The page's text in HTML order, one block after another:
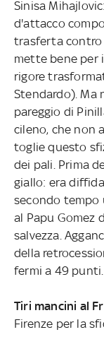
Sinisa
d'attacco
trasferta contro
mette bene per
rigore
Stendardo). Ma
pareggio di
cileno, che non
toglie questo
dei pali. Prima
giallo: era
secondo tempo
al Papu Gomez
salvezza.
della
fermi a 49 punti.
Tiri mancini al
Firenze per la